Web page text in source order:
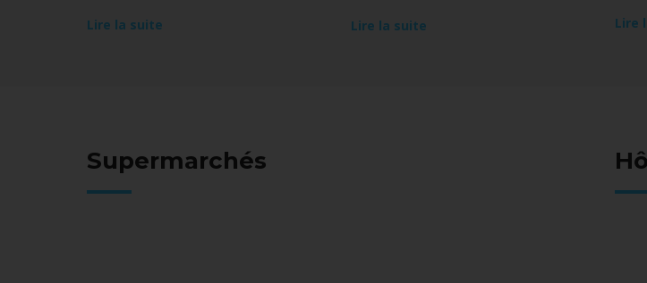
Lire la suite Lire la suite Lire
Supermarchés